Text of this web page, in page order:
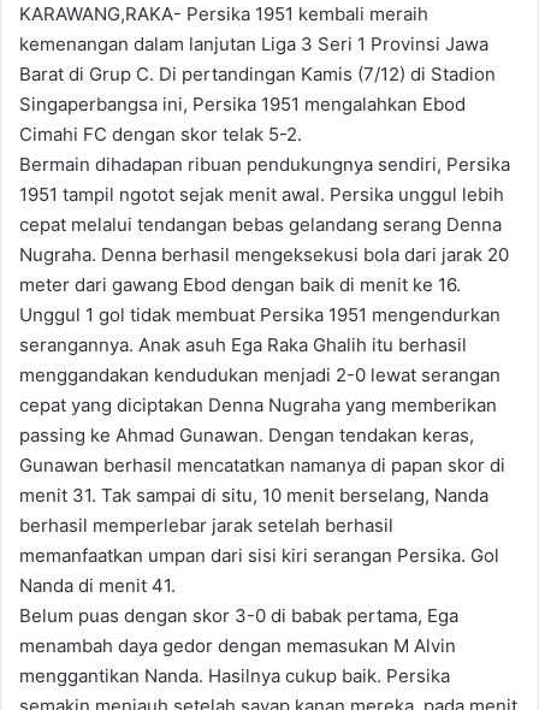
KARAWANG,RAKA- Persika 1951 kembali meraih
kemenangan dalam lanjutan Liga 3 Seri 1 Provinsi Jawa
Barat di Grup C. Di pertandingan Kamis (7/12) di Stadion
Singaperbangsa ini, Persika 1951 mengalahkan Ebod
Cimahi FC dengan skor telak 5-2.
Bermain dihadapan ribuan pendukungnya sendiri, Persika
1951 tampil ngotot sejak menit awal. Persika unggul lebih
cepat melalui tendangan bebas gelandang serang Denna
Nugraha. Denna berhasil mengeksekusi bola dari jarak 20
meter dari gawang Ebod dengan baik di menit ke 16.
Unggul 1 gol tidak membuat Persika 1951 mengendurkan
serangannya. Anak asuh Ega Raka Ghalih itu berhasil
menggandakan kendudukan menjadi 2-0 lewat serangan
cepat yang diciptakan Denna Nugraha yang memberikan
passing ke Ahmad Gunawan. Dengan tendakan keras,
Gunawan berhasil mencatatkan namanya di papan skor di
menit 31. Tak sampai di situ, 10 menit berselang, Nanda
berhasil memperlebar jarak setelah berhasil
memanfaatkan umpan dari sisi kiri serangan Persika. Gol
Nanda di menit 41.
Belum puas dengan skor 3-0 di babak pertama, Ega
menambah daya gedor dengan memasukan M Alvin
menggantikan Nanda. Hasilnya cukup baik. Persika